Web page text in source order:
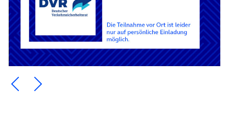
Ein Element zurück blättern
Ein Element weiter blättern